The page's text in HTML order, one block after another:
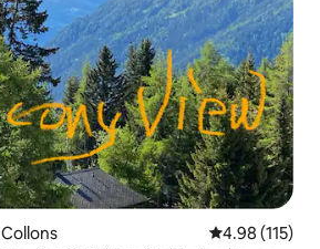
Calificación
4.98 (115)